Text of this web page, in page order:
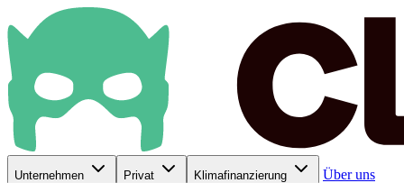
Unternehmen Privat Klimafinanzierung Über uns